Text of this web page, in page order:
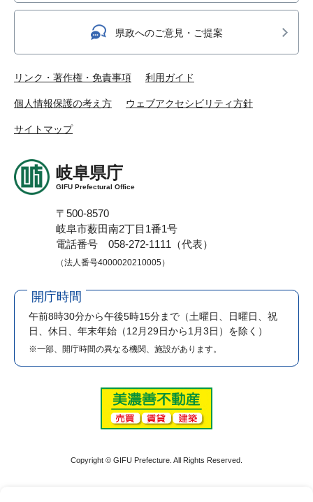
県政へのご意見・ご提案
リンク・著作権・免責事項 利用ガイド
個人情報保護の考え方 ウェブアクセシビリティ方針
サイトマップ
岐阜県庁
GIFU Prefectural Office
〒500-8570
岐阜市薮田南2丁目1番1号
電話番号 058-272-1111（代表）
（法人番号4000020210005）
開庁時間
午前8時30分から午後5時15分まで （土曜日、日曜日、祝
日、休日、年末年始（12月29日から1月3日）を除く）
※一部、開庁時間の異なる機関、施設があります。
Copyright © GIFU Prefecture. All Rights Reserved.